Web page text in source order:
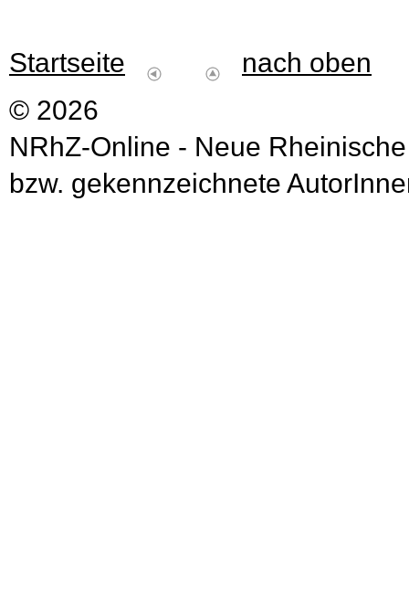
Startseite
nach oben
© 2026
NRhZ-Online - Neue
bzw. gekennzeichnete